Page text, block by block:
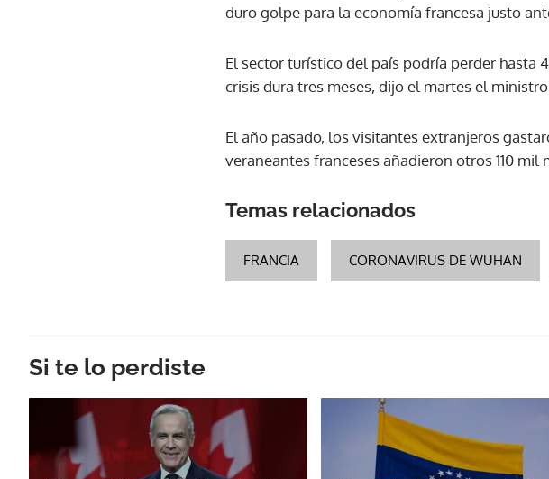
duro golpe para la economía francesa justo
El sector turístico del país podría perder hasta
crisis dura tres meses, dijo el martes el
El año pasado, los visitantes extranjeros
veraneantes franceses añadieron otros 110 mil
Temas relacionados
FRANCIA CORONAVIRUS DE WUHAN
Si te lo perdiste